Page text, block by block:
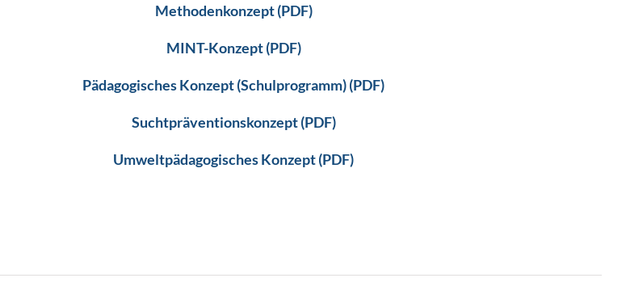
Methodenkonzept (PDF)
MINT-Konzept (PDF)
Pädagogisches Konzept (Schulprogramm) (PDF)
Suchtpräventionskonzept (PDF)
Umweltpädagogisches Konzept (PDF)